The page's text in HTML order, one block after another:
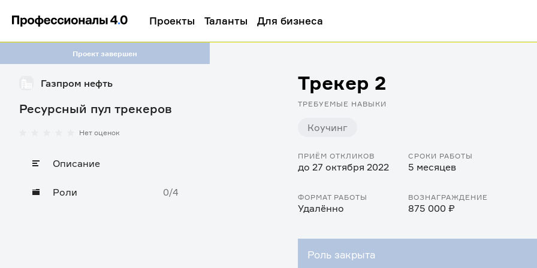
Проекты Таланты Для бизнеса
Проект завершен
Газпром нефть
Ресурсный пул трекеров
Нет оценок
Описание
Роли 0/4
Трекер 2
ТРЕБУЕМЫЕ НАВЫКИ
Коучинг
ПРИЁМ ОТКЛИКОВ
до 27 октября 2022
СРОКИ РАБОТЫ
5 месяцев
ФОРМАТ РАБОТЫ
Удалённо
ВОЗНАГРАЖДЕНИЕ
875 000 ₽
Роль закрыта